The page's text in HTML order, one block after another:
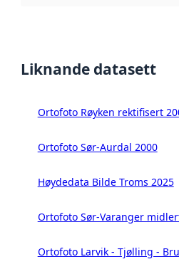
Liknande datasett
Ortofoto Røyken rektifisert
Ortofoto Sør-Aurdal 2000
Høydedata Bilde Troms 2025
Ortofoto Sør-Varanger
Ortofoto Larvik - Tjølling -